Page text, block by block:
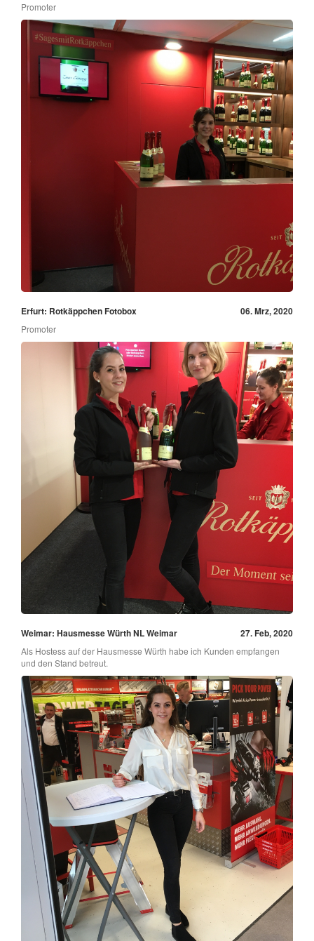
Promoter
Erfurt: Rotkäppchen Fotobox 06. Mrz, 2020
Promoter
Weimar: Hausmesse Würth NL Weimar 27. Feb, 2020
Als Hostess auf der Hausmesse Würth habe ich Kunden empfangen
und den Stand betreut.